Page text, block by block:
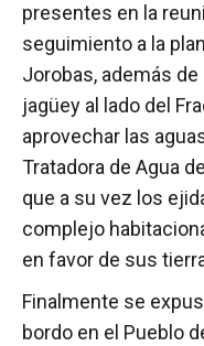
presentes en la
seguimiento a la
Jorobas, además
jagüey al lado del
aprovechar las
Tratadora de Agua
que a su vez los
complejo
en favor de sus
Finalmente se
bordo en el Pueblo